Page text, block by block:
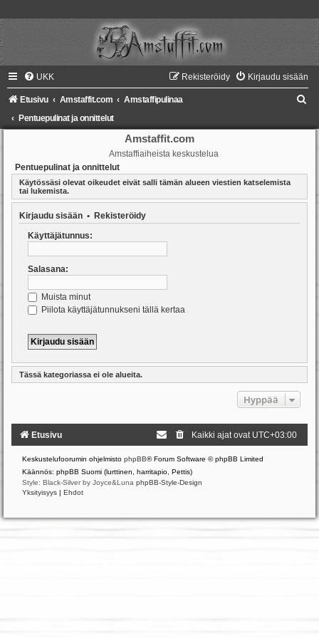
UKK Kirjaudu sisään
Rekisteröidy
Etusivu Amstaffit.com
Amstaffipulinaa
Pentuepulinat ja onnittelut
Amstaffit.com
Amstaffiaiheista keskustelua
Pentuepulinat ja onnittelut
Käytössäsi olevat oikeudet eivät salli tämän alueen viestien katselemista
tai lukemista.
Kirjaudu sisään • Rekisteröidy
Käyttäjätunnus:
Salasana:
Muista minut
Piilota käyttäjätunnukseni tällä kertaa
Tässä kategoriassa ei ole alueita.
Hyppää
Etusivu Kaikki ajat ovat UTC+03:00
Keskustelufoorumin ohjelmisto phpBB® Forum Software © phpBB Limited
Käännös: phpBB Suomi (lurttinen, harritapio, Pettis)
Style: Black-Silver by Joyce&Luna phpBB-Style-Design
Yksityisyys | Ehdot